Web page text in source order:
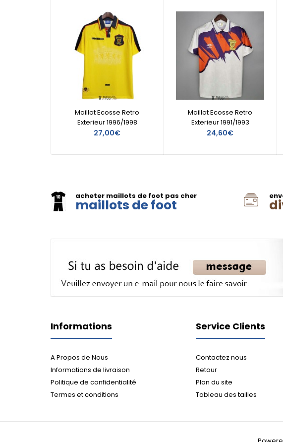
Maillot Ecosse Retro
Exterieur 1996/1998
27,00€
Maillot Ecosse Retro
Exterieur 1991/1993
24,60€
acheter maillots de foot pas cher
maillots de foot
Informations
A Propos de Nous
Informations de livraison
Politique de confidentialité
Termes et conditions
Service Clients
Contactez nous
Retour
Plan du site
Tableau des tailles